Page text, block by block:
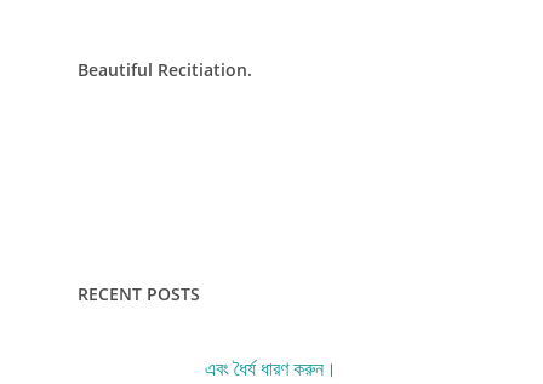
Beautiful Recitiation.
RECENT POSTS
এবং ধৈর্য ধারণ করুন।